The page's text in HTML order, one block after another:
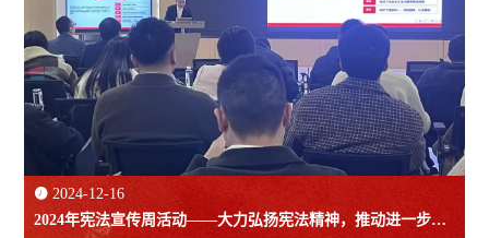
 2024-12-16
2024年宪法宣传周活动——大力弘扬宪法精神，推动进一步全